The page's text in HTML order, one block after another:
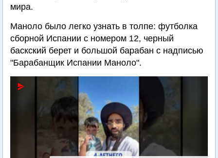
мира.
Маноло было легко узнать в толпе: футболка
сборной Испании с номером 12, черный
баскский берет и большой барабан с надписью
"Барабанщик Испании Маноло".